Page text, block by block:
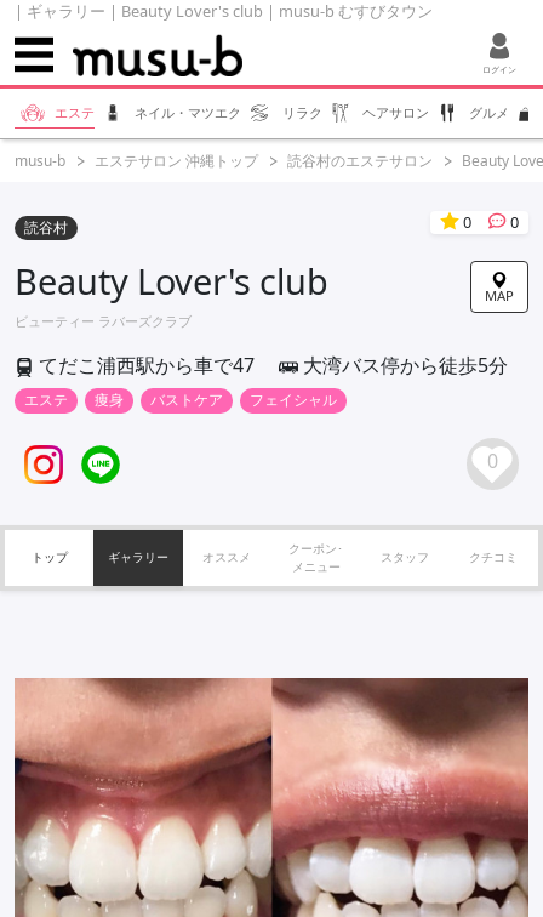
| ギャラリー | Beauty Lover's club | musu-b むすびタウン
ログイン
エステ ネイル・マツエク リラク ヘアサロン グルメ
musu-b エステサロン 沖縄トップ 読谷村のエステサロン Beauty
読谷村 0 0
MAP
Beauty Lover's club
ビューティー ラバーズクラブ
てだこ浦西駅から車で47 大湾バス停から徒歩5分
エステ 痩身 バストケア フェイシャル
0
トップ ギャラリー オススメ
クーポン･
メニュー
スタッフ クチコミ